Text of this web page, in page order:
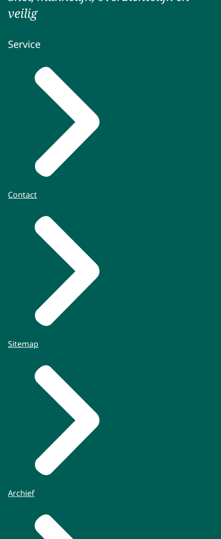
veilig
Service
Contact
Sitemap
Archief